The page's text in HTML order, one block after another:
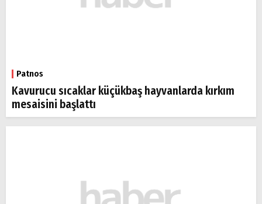
Patnos
Kavurucu sıcaklar küçükbaş hayvanlarda kırkım
mesaisini başlattı